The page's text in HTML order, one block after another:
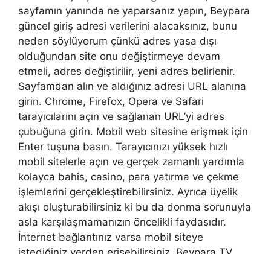
sayfamın yanında ne yaparsanız yapın, Beypara
güncel giriş adresi verilerini alacaksınız, bunu
neden söylüyorum çünkü adres yasa dışı
olduğundan site onu değiştirmeye devam
etmeli, adres değiştirilir, yeni adres belirlenir.
Sayfamdan alın ve aldığınız adresi URL alanına
girin. Chrome, Firefox, Opera ve Safari
tarayıcılarını açın ve sağlanan URL’yi adres
çubuğuna girin. Mobil web sitesine erişmek için
Enter tuşuna basın. Tarayıcınızı yüksek hızlı
mobil sitelerle açın ve gerçek zamanlı yardımla
kolayca bahis, casino, para yatırma ve çekme
işlemlerini gerçekleştirebilirsiniz. Ayrıca üyelik
akışı oluşturabilirsiniz ki bu da donma sorunuyla
asla karşılaşmamanızın öncelikli faydasıdır.
İnternet bağlantınız varsa mobil siteye